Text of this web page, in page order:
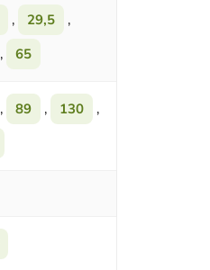
, 29,5
,
, 65
, 89 , 130
,